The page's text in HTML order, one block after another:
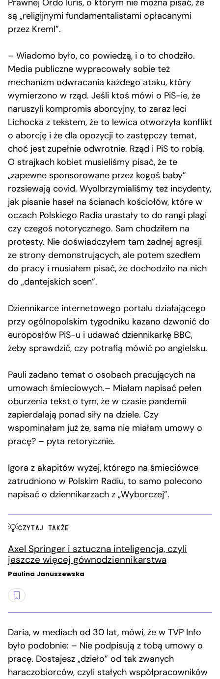
Prawnej Ordo Iuris, o którym nie można pisać, że
są „religijnymi fundamentalistami opłacanymi
przez Kreml”.
– Wiadomo było, co powiedzą, i o to chodziło.
Media publiczne wypracowały sobie też
mechanizm odwracania każdego ataku, który
wymierzono w rząd. Jeśli ktoś mówi o PiS-ie, że
naruszyli kompromis aborcyjny, to zaraz leci
Lichocka z tekstem, że to lewica otworzyła konflikt
o aborcję i że dla opozycji to zastępczy temat,
choć jest zupełnie odwrotnie. Rząd i PiS to robią.
O strajkach kobiet musieliśmy pisać, że te
„zapewne sponsorowane przez kogoś baby”
rozsiewają covid. Wyolbrzymialiśmy też incydenty,
jak pisanie haseł na ścianach kościołów, które w
oczach Polskiego Radia urastały to do rangi plagi
czy czegoś notorycznego. Sam chodziłem na
protesty. Nie doświadczyłem tam żadnej agresji
ze strony demonstrujących, ale potem szedłem
do pracy i musiałem pisać, że dochodziło na nich
do „dantejskich scen”.
Dziennikarce internetowego portalu działającego
przy ogólnopolskim tygodniku kazano dzwonić do
europosłów PiS-u i udawać dziennikarkę BBC,
żeby sprawdzić, czy potrafią mówić po angielsku.
Pauli zadano temat o osobach pracujących na
umowach śmieciowych.– Miałam napisać pełen
oburzenia tekst o tym, że w czasie pandemii
zapierdalają ponad siły na dziele. Czy
wspominałam już że, sama nie miałam umowy o
pracę? – pyta retorycznie.
Igora z akapitów wyżej, którego na śmieciówce
zatrudniono w Polskim Radiu, to samo polecono
napisać o dziennikarzach z „Wyborczej”.
CZYTAJ TAKŻE
Axel Springer i sztuczna inteligencja, czyli
jeszcze więcej gównodziennikarstwa
Paulina Januszewska
Daria, w mediach od 30 lat, mówi, że w TVP Info
było podobnie: – Nie podpisują z tobą umowy o
pracę. Dostajesz „dzieło” od tak zwanych
haraczobiorców, czyli stałych współpracowników